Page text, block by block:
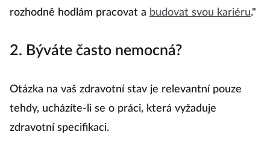
rozhodně hodlám pracovat a budovat svou kariéru."
2. Býváte často nemocná?
Otázka na vaš zdravotní stav je relevantní pouze
tehdy, ucházíte-li se o práci, která vyžaduje
zdravotní specifikaci.